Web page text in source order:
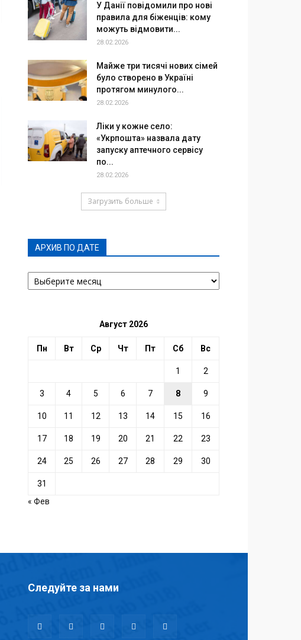
У Данії повідомили про нові
правила для біженців: кому
можуть відмовити...
28.02.2026
Майже три тисячі нових сімей
було створено в Україні
протягом минулого...
28.02.2026
Ліки у кожне село:
«Укрпошта» назвала дату
запуску аптечного сервісу
по...
28.02.2026
Загрузить больше
АРХИВ ПО ДАТЕ
АРХИВ
ПО
Август 2026
Пн Вт Ср Чт Пт Сб Вс
1 2
3 4 5 6 7 8 9
10 11 12 13 14 15 16
17 18 19 20 21 22 23
24 25 26 27 28 29 30
31
« Фев
Следуйте за нами